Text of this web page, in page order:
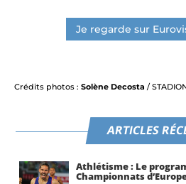
Je regarde sur
Crédits photos : Solène Decosta /
ARTICLES
Athlétisme : Le
Championnats